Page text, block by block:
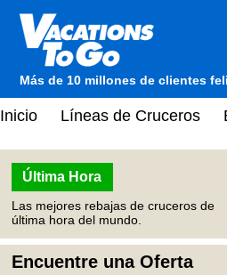
Más de 10 millones de clientes
Inicio Líneas de Cruceros
Última Hora
Las mejores rebajas de cruceros de
última hora del mundo.
Encuentre una Oferta